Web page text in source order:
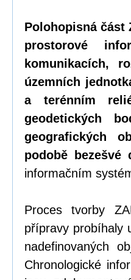
Polohopisná část
prostorové
komunikacích,
územních
a terénním
geodetických
geografických
podobě bezešvé
informačním
Proces tvorby
přípravy probíhaly
nadefinovaných
Chronologické